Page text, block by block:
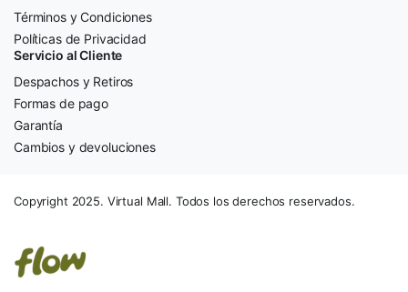
Términos y Condiciones
Políticas de Privacidad
Servicio al Cliente
Despachos y Retiros
Formas de pago
Garantía
Cambios y devoluciones
Copyright 2025. Virtual Mall. Todos los derechos reservados.